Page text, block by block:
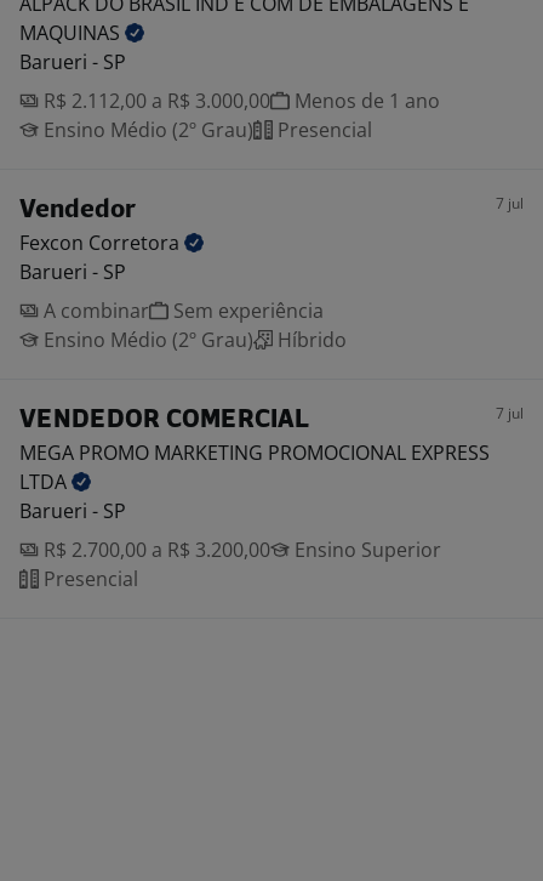
MAQUINAS
Barueri - SP
R$ 2.112,00 a R$ 3.000,00
Menos de 1 ano
Ensino Médio (2º Grau)
Presencial
Vendedor 7 jul
Fexcon Corretora
Barueri - SP
A combinar
Sem experiência
Ensino Médio (2º Grau)
Híbrido
VENDEDOR COMERCIAL 7 jul
MEGA PROMO MARKETING PROMOCIONAL EXPRESS
LTDA
Barueri - SP
R$ 2.700,00 a R$ 3.200,00
Ensino Superior
Presencial